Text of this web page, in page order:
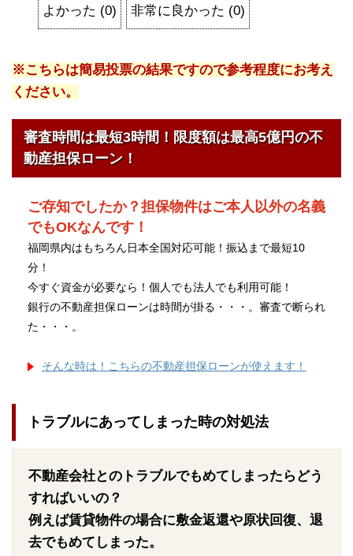
よかった (0) 非常に良かった (0)
※こちらは簡易投票の結果ですので参考程度にお考え
ください。
審査時間は最短3時間！限度額は最高5億円の不
動産担保ローン！
ご存知でしたか？担保物件はご本人以外の名義
でもOKなんです！
福岡県内はもちろん日本全国対応可能！振込まで最短10
分！
今すぐ資金が必要なら！個人でも法人でも利用可能！
銀行の不動産担保ローンは時間が掛る・・・。審査で断られ
た・・・。
そんな時は！こちらの不動産担保ローンが使えます！
トラブルにあってしまった時の対処法
不動産会社とのトラブルでもめてしまったらどう
すればいいの？
例えば賃貸物件の場合に敷金返還や原状回復、退
去でもめてしまった。